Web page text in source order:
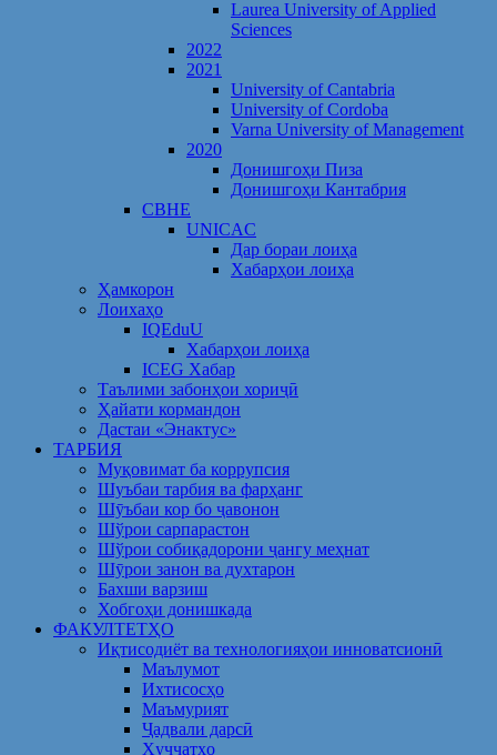
Laurea University of Applied
Sciences
2022
2021
University of Cantabria
University of Cordoba
Varna University of Management
2020
Донишгоҳи Пиза
Донишгоҳи Кантабрия
CBHE
UNICAC
Дар бораи лоиҳа
Хабарҳои лоиҳа
Ҳамкорон
Лоихаҳо
IQEduU
Хабарҳои лоиҳа
ICEG Хабар
Таълими забонҳои хориҷӣ
Ҳайати кормандон
Дастаи «Энактус»
ТАРБИЯ
Муқовимат ба коррупсия
Шуъбаи тарбия ва фарҳанг
Шӯъбаи кор бо ҷавонон
Шўрои сарпарастон
Шўрои собиқадорони ҷангу меҳнат
Шӯрои занон ва духтарон
Бахши варзиш
Хобгоҳи донишкада
ФАКУЛТЕТҲО
Иқтисодиёт ва технологияҳои инноватсионӣ
Маълумот
Ихтисосҳо
Маъмурият
Ҷадвали дарсӣ
Ҳуҷҷатҳо